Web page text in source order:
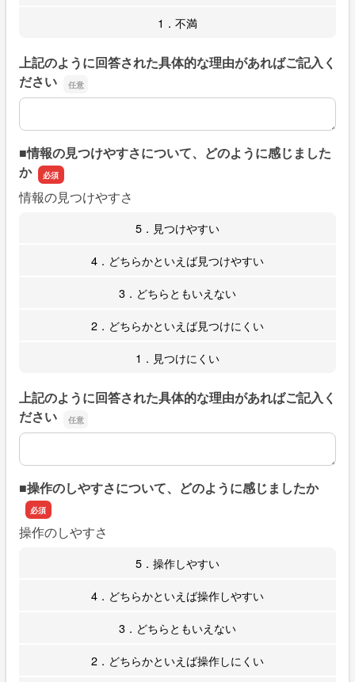
1．不満
上記のように回答された具体的な理由があればご記入く
ださい
上記のように回答された具体的な理由があればご記入くだ
■情報の見つけやすさについて、どのように感じました
か
情報の見つけやすさ
5．見つけやすい
4．どちらかといえば見つけやすい
3．どちらともいえない
2．どちらかといえば見つけにくい
1．見つけにくい
上記のように回答された具体的な理由があればご記入く
ださい
上記のように回答された具体的な理由があればご記入くだ
■操作のしやすさについて、どのように感じましたか
操作のしやすさ
5．操作しやすい
4．どちらかといえば操作しやすい
3．どちらともいえない
2．どちらかといえば操作しにくい